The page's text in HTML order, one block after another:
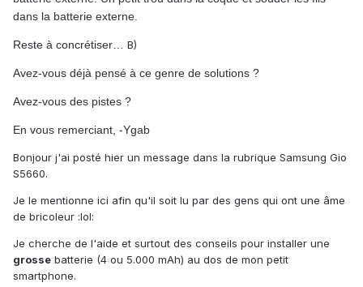
dans la batterie externe.
Reste à concrétiser… B)
Avez-vous déjà pensé à ce genre de solutions ?
Avez-vous des pistes ?
En vous remerciant, -Ygab
Bonjour j'ai posté hier un message dans la rubrique Samsung Gio
S5660.
Je le mentionne ici afin qu'il soit lu par des gens qui ont une âme
de bricoleur :lol:
Je cherche de l'aide et surtout des conseils pour installer une
grosse batterie (4 ou 5.000 mAh) au dos de mon petit
smartphone.